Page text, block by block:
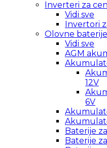
Inverteri za
Vidi sve
Invertori
Olovne baterije
Vidi sve
AGM
12V
6V
Baterije
Baterije